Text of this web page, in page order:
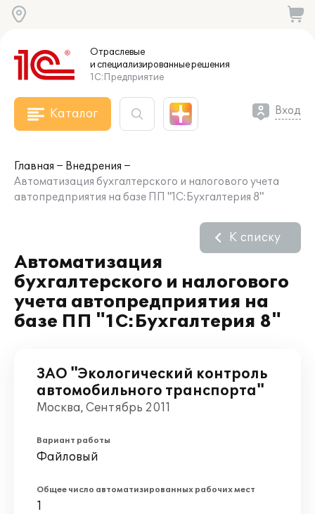
Отраслевые
и специализированныерешения
1С:Предприятие
Каталог Вход
Главная
Внедрения
Автоматизация бухгалтерского и налогового учета
автопредприятия на базе ПП "1С:Бухгалтерия 8"
Автоматизация
бухгалтерского и налогового
учета автопредприятия на
базе ПП "1С:Бухгалтерия 8"
К списку
ЗАО "Экологический контроль
автомобильного транспорта"
Москва, Сентябрь 2011
Вариант работы
Файловый
Общее число автоматизированных рабочих мест
1